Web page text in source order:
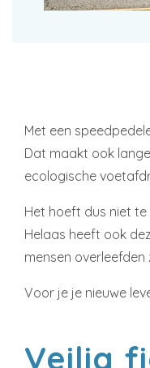
Met een
Dat maakt ook
ecologische
Het hoeft dus niet
Helaas heeft ook
mensen overleefden
Voor je je nieuwe
Veilig